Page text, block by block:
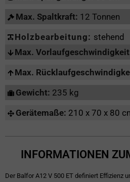
Max. Spaltkraft: 12 Tonnen
Holzbearbeitung: stehend
Max.
Max.
Gewicht: 235 kg
Gerätemaße: 210 x 70 x 80
INFORMATIONEN
Der Balfor A12 V 500 ET definiert Effizienz